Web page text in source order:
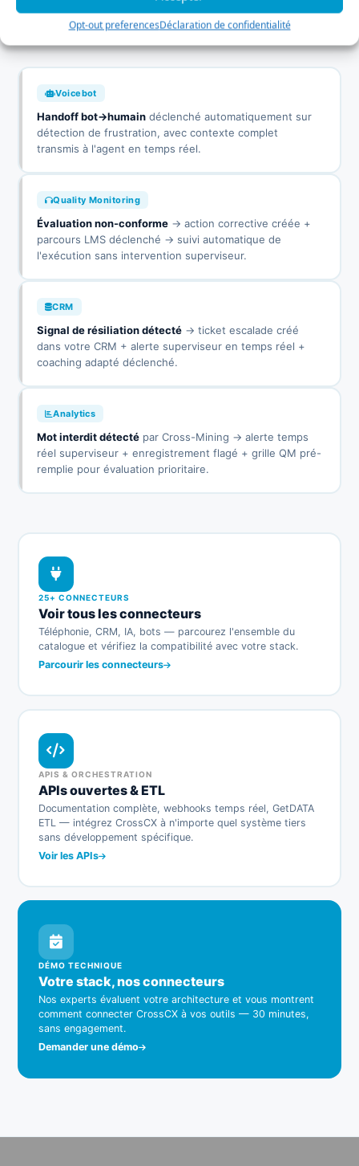
Opt-out preferencesDéclaration de confidentialité
et maintient le connecteur à chaque évolution éditeur.
Voicebot
Handoff bot→humaindéclenché automatiquement sur
détection de frustration, avec contexte complet
transmis à l'agent en temps réel.
Quality Monitoring
Évaluation non-conforme→ action corrective créée +
parcours LMS déclenché → suivi automatique de
l'exécution sans intervention superviseur.
CRM
Signal de résiliation détecté→ ticket escalade créé
dans votre CRM + alerte superviseur en temps réel +
coaching adapté déclenché.
Analytics
Mot interdit détectépar Cross-Mining → alerte temps
réel superviseur + enregistrement flagé + grille QM pré-
remplie pour évaluation prioritaire.
25+ CONNECTEURS
Voir tous les connecteurs
Téléphonie, CRM, IA, bots — parcourez l'ensemble du
catalogue et vérifiez la compatibilité avec votre stack.
Parcourir les connecteurs
APIS & ORCHESTRATION
APIs ouvertes & ETL
Documentation complète, webhooks temps réel, GetDATA
ETL — intégrez CrossCX à n'importe quel système tiers
sans développement spécifique.
Voir les APIs
DÉMO TECHNIQUE
Votre stack, nos connecteurs
Nos experts évaluent votre architecture et vous montrent
comment connecter CrossCX à vos outils — 30 minutes,
sans engagement.
Demander une démo